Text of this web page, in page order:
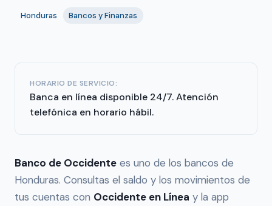
Honduras Bancos y Finanzas
HORARIO DE SERVICIO:
Banca en línea disponible 24/7. Atención
telefónica en horario hábil.
Banco de Occidente es uno de los bancos de
Honduras. Consultas el saldo y los movimientos de
tus cuentas con Occidente en Línea y la app